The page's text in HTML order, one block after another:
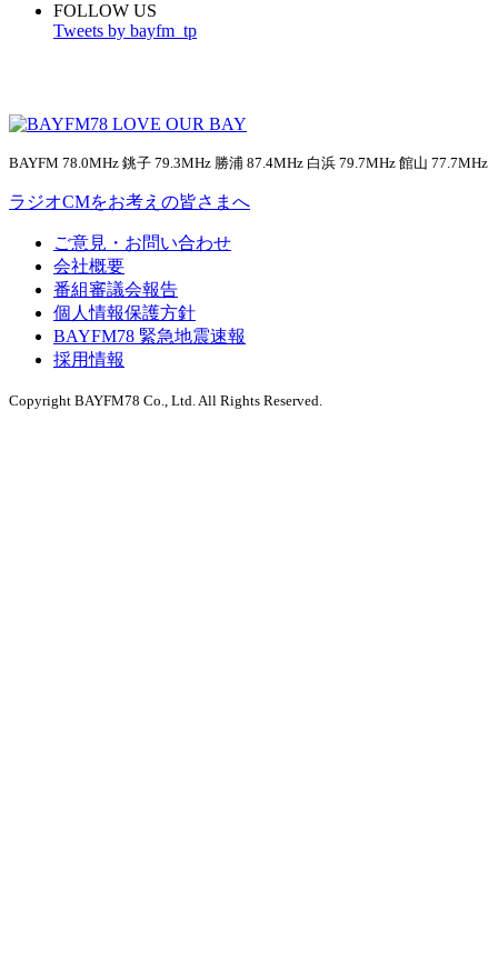
FOLLOW US
Tweets by bayfm_tp
BAYFM 78.0MHz 銚子 79.3MHz 勝浦 87.4MHz 白浜 79.7MHz 館山 77.7MHz
ラジオCMをお考えの皆さまへ
ご意見・お問い合わせ
会社概要
番組審議会報告
個人情報保護方針
BAYFM78 緊急地震速報
採用情報
Copyright BAYFM78 Co., Ltd. All Rights Reserved.